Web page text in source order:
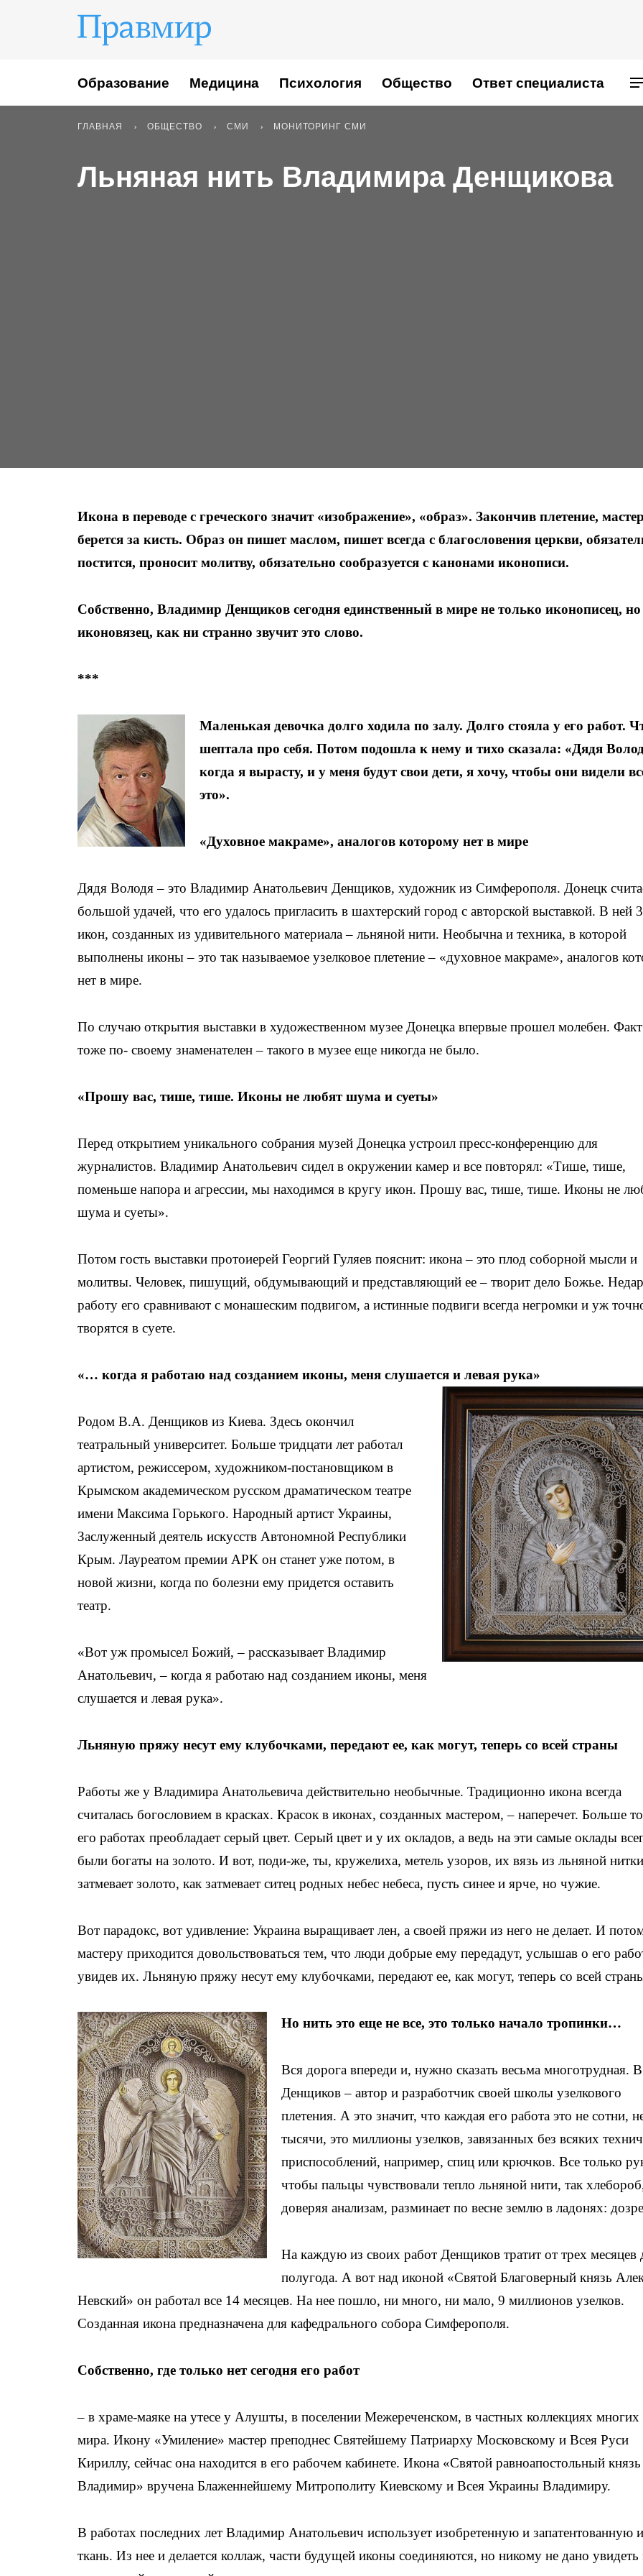
Образование Медицина Психология Общество Ответ специалиста
ГЛАВНАЯ ОБЩЕСТВО СМИ МОНИТОРИНГ СМИ
Льняная нить Владимира Денщикова
Икона в переводе с греческого значит «изображение», «образ». Закончив плетение,
берется за кисть. Образ он пишет маслом, пишет всегда с благословения церкви,
постится, проносит молитву, обязательно сообразуется с канонами иконописи.
Собственно, Владимир Денщиков сегодня единственный в мире не только иконописец,
иконовязец, как ни странно звучит это слово.
***
Маленькая девочка долго ходила по залу. Долго стояла у его работ.
шептала про себя. Потом подошла к нему и тихо сказала: «Дядя
когда я вырасту, и у меня будут свои дети, я хочу, чтобы они видели
это».
«Духовное макраме», аналогов которому нет в мире
Дядя Володя – это Владимир Анатольевич Денщиков, художник из Симферополя. Донецк
большой удачей, что его удалось пригласить в шахтерский город с авторской выставкой. В ней
икон, созданных из удивительного материала – льняной нити. Необычна и техника, в которой
выполнены иконы – это так называемое узелковое плетение – «духовное макраме», аналогов
нет в мире.
По случаю открытия выставки в художественном музее Донецка впервые прошел молебен. Факт
тоже по- своему знаменателен – такого в музее еще никогда не было.
«Прошу вас, тише, тише. Иконы не любят шума и суеты»
Перед открытием уникального собрания музей Донецка устроил пресс-конференцию для
журналистов. Владимир Анатольевич сидел в окружении камер и все повторял: «Тише, тише,
поменьше напора и агрессии, мы находимся в кругу икон. Прошу вас, тише, тише. Иконы не
шума и суеты».
Потом гость выставки протоиерей Георгий Гуляев пояснит: икона – это плод соборной мысли и
молитвы. Человек, пишущий, обдумывающий и представляющий ее – творит дело Божье.
работу его сравнивают с монашеским подвигом, а истинные подвиги всегда негромки и уж
творятся в суете.
«… когда я работаю над созданием иконы, меня слушается и левая рука»
Родом В.А. Денщиков из Киева. Здесь окончил
театральный университет. Больше тридцати лет работал
артистом, режиссером, художником-постановщиком в
Крымском академическом русском драматическом театре
имени Максима Горького. Народный артист Украины,
Заслуженный деятель искусств Автономной Республики
Крым. Лауреатом премии АРК он станет уже потом, в
новой жизни, когда по болезни ему придется оставить
театр.
«Вот уж промысел Божий, – рассказывает Владимир
Анатольевич, – когда я работаю над созданием иконы, меня
слушается и левая рука».
Льняную пряжу несут ему клубочками, передают ее, как могут, теперь со всей страны
Работы же у Владимира Анатольевича действительно необычные. Традиционно икона всегда
считалась богословием в красках. Красок в иконах, созданных мастером, – наперечет. Больше
его работах преобладает серый цвет. Серый цвет и у их окладов, а ведь на эти самые оклады
были богаты на золото. И вот, поди-же, ты, кружелиха, метель узоров, их вязь из льняной нитки
затмевает золото, как затмевает ситец родных небес небеса, пусть синее и ярче, но чужие.
Вот парадокс, вот удивление: Украина выращивает лен, а своей пряжи из него не делает. И
мастеру приходится довольствоваться тем, что люди добрые ему передадут, услышав о его
увидев их. Льняную пряжу несут ему клубочками, передают ее, как могут, теперь со всей
Но нить это еще не все, это только начало тропинки…
Вся дорога впереди и, нужно сказать весьма многотрудная.
Денщиков – автор и разработчик своей школы узелкового
плетения. А это значит, что каждая его работа это не сотни,
тысячи, это миллионы узелков, завязанных без всяких
приспособлений, например, спиц или крючков. Все только
чтобы пальцы чувствовали тепло льняной нити, так
доверяя анализам, разминает по весне землю в ладонях:
На каждую из своих работ Денщиков тратит от трех месяцев
полугода. А вот над иконой «Святой Благоверный князь
Невский» он работал все 14 месяцев. На нее пошло, ни много, ни мало, 9 миллионов узелков.
Созданная икона предназначена для кафедрального собора Симферополя.
Собственно, где только нет сегодня его работ
– в храме-маяке на утесе у Алушты, в поселении Межереченском, в частных коллекциях многих
мира. Икону «Умиление» мастер преподнес Святейшему Патриарху Московскому и Всея Руси
Кириллу, сейчас она находится в его рабочем кабинете. Икона «Святой равноапостольный князь
Владимир» вручена Блаженнейшему Митрополиту Киевскому и Всея Украины Владимиру.
В работах последних лет Владимир Анатольевич использует изобретенную и запатентованную
ткань. Из нее и делается коллаж, части будущей иконы соединяются, но никому не дано увидеть